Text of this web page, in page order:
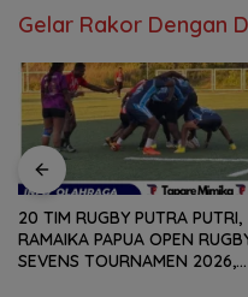
Gelar Rakor Dengan
20 TIM RUGBY PUTRA PUTRI,
RAMAIKA PAPUA OPEN
SEVENS TOURNAMEN 2026,